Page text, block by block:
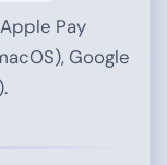
Pay
Google